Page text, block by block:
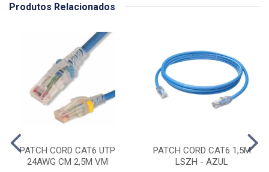
Produtos Relacionados
PATCH CORD CAT6 UTP
24AWG CM 2,5M VM
PATCH CORD CAT6 1,5M
LSZH - AZUL